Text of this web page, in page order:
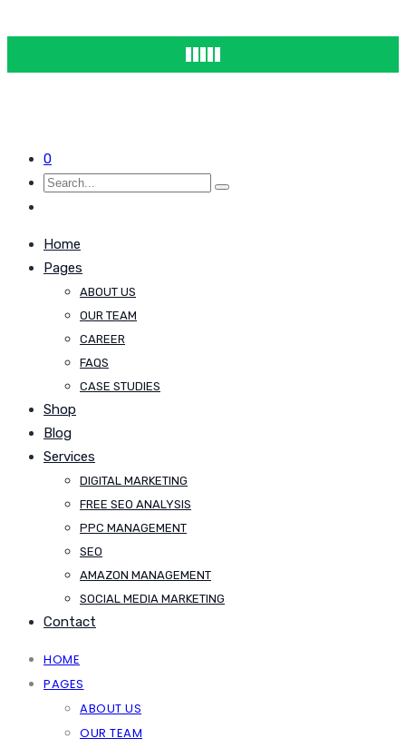
0
Home
Pages
ABOUT US
OUR TEAM
CAREER
FAQS
CASE STUDIES
Shop
Blog
Services
DIGITAL MARKETING
FREE SEO ANALYSIS
PPC MANAGEMENT
SEO
AMAZON MANAGEMENT
SOCIAL MEDIA MARKETING
Contact
HOME
PAGES
ABOUT US
OUR TEAM